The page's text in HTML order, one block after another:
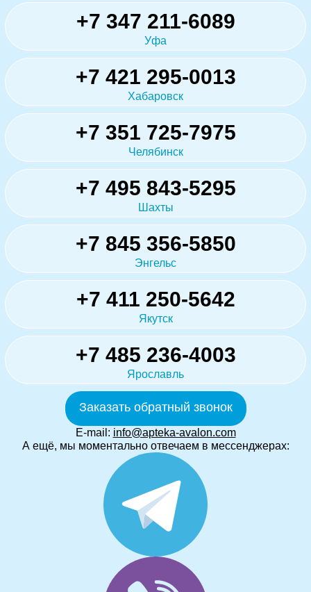
+7 347 211-6089
Уфа
+7 421 295-0013
Хабаровск
+7 351 725-7975
Челябинск
+7 495 843-5295
Шахты
+7 845 356-5850
Энгельс
+7 411 250-5642
Якутск
+7 485 236-4003
Ярославль
Заказать обратный звонок
E-mail: info@apteka-avalon.com
А ещё, мы моментально отвечаем в мессенджерах: